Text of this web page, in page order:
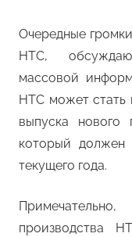
Очередные
HTC,
массовой
HTC может
выпуска нового
который должен
текущего года.
производства